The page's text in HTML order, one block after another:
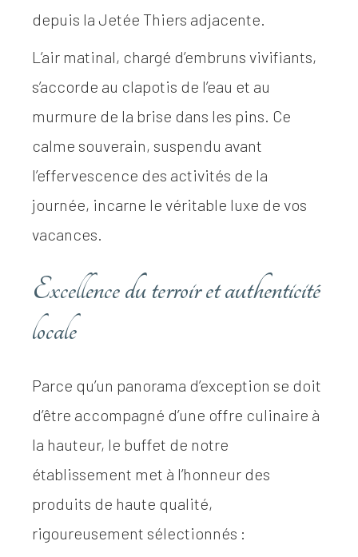
depuis la Jetée Thiers adjacente.
L’air matinal, chargé d’embruns vivifiants,
s’accorde au clapotis de l’eau et au
murmure de la brise dans les pins. Ce
calme souverain, suspendu avant
l’effervescence des activités de la
journée, incarne le véritable luxe de vos
vacances.
Excellence du terroir et authenticité
locale
Parce qu’un panorama d’exception se doit
d’être accompagné d’une offre culinaire à
la hauteur, le buffet de notre
établissement met à l’honneur des
produits de haute qualité,
rigoureusement sélectionnés :